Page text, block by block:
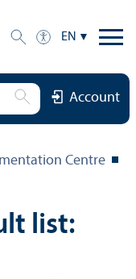
EN
Account
Centre
list: